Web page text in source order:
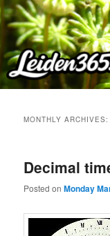
Skip
to
primary
content
Skip
to
secondary
content
MONTHLY
Decimal
Posted onMonday